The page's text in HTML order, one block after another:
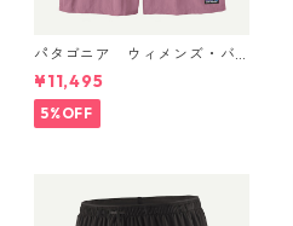
パタゴニア ウィメンズ・バ
ギーズ・ロング Light Violet
57035 Patagonia Women's
Baggies™ Longs 日本正規
品
¥11,495
5%OFF